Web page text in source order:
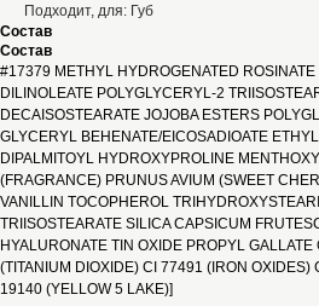
Подходит, для: Губ
Состав
Состав
#17379 METHYL HYDROGENATED
DILINOLEATE POLYGLYCERYL-2
DECAISOSTEARATE JOJOBA ESTERS
GLYCERYL BEHENATE/EICOSADIOATE
DIPALMITOYL HYDROXYPROLINE
(FRAGRANCE) PRUNUS AVIUM (SWEET
VANILLIN TOCOPHEROL
TRIISOSTEARATE SILICA CAPSICUM
HYALURONATE TIN OXIDE PROPYL
(TITANIUM DIOXIDE) CI 77491 (IRON OXIDES)
19140 (YELLOW 5 LAKE)]